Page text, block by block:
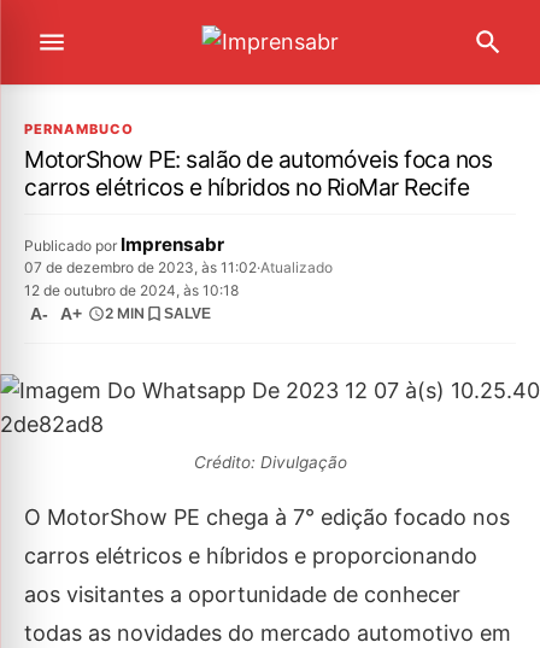
PERNAMBUCO
MotorShow PE: salão de automóveis foca nos
carros elétricos e híbridos no RioMar Recife
Publicado por Imprensabr
07 de dezembro de 2023, às 11:02·Atualizado
12 de outubro de 2024, às 10:18
A- A+ 2 MIN SALVE
Crédito: Divulgação
O MotorShow PE chega à 7° edição focado nos
carros elétricos e híbridos e proporcionando
aos visitantes a oportunidade de conhecer
todas as novidades do mercado automotivo em